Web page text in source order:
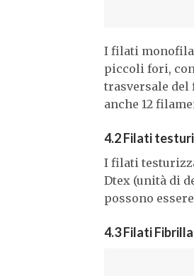
I filati
piccoli fori,
trasversale
anche 12
4.2 Filati
I filati
Dtex (unità di
possono
4.3 Filati